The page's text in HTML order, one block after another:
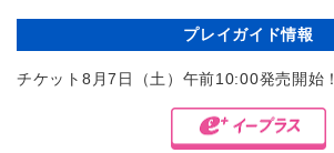
プレイガイド情報
チケット8月7日（土）午前10:00発売開始！